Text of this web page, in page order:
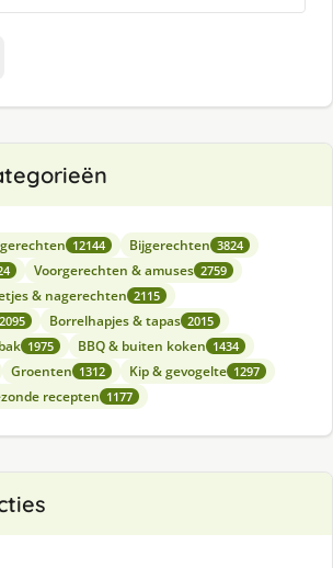
12144 Bijgerechten 3824
Voorgerechten & amuses 2759
& nagerechten 2115
2095 Borrelhapjes & tapas 2015
1975 BBQ & buiten koken 1434
Groenten 1312 Kip & gevogelte 1297
recepten 1177